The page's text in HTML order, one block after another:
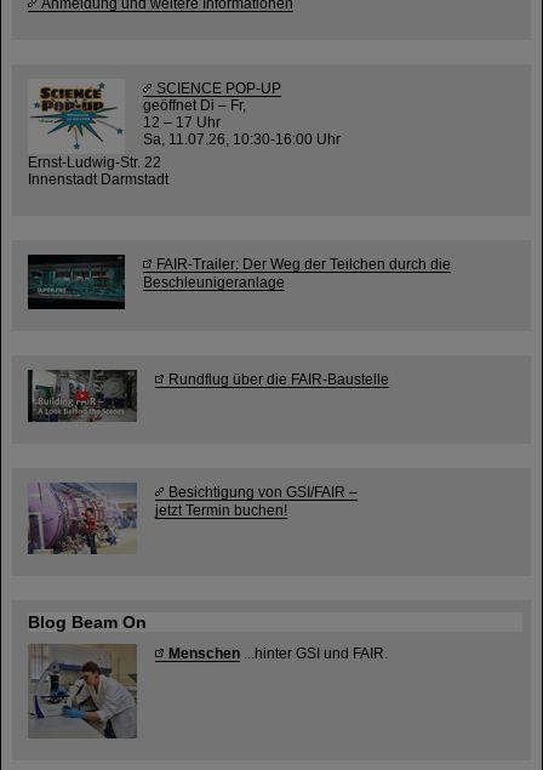
SCIENCE POP-UP
geöffnet Di – Fr,
12 – 17 Uhr
Sa, 11.07.26, 10:30-16:00 Uhr
Ernst-Ludwig-Str. 22
Innenstadt Darmstadt
FAIR-Trailer: Der Weg der Teilchen durch die
Beschleunigeranlage
Rundflug über die FAIR-Baustelle
Besichtigung von GSI/FAIR –
jetzt Termin buchen!
Blog Beam On
Menschen ...hinter GSI und FAIR.